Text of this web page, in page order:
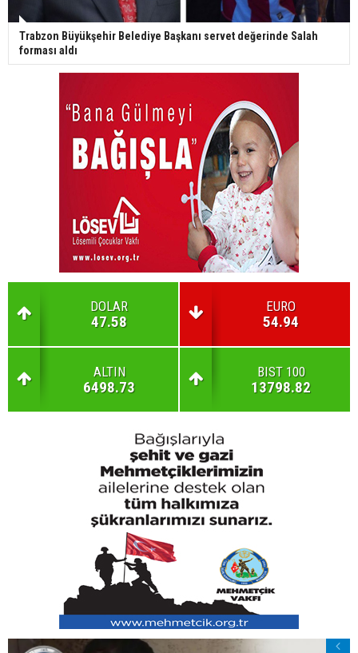
Trabzon Büyükşehir Belediye Başkanı servet değerinde Salah
forması aldı
DOLAR
47.58
EURO
54.94
ALTIN
6498.73
BIST 100
13798.82